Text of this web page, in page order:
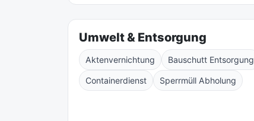
Umwelt & Entsorgung
Aktenvernichtung Bauschutt Entsorgung
Containerdienst Sperrmüll Abholung